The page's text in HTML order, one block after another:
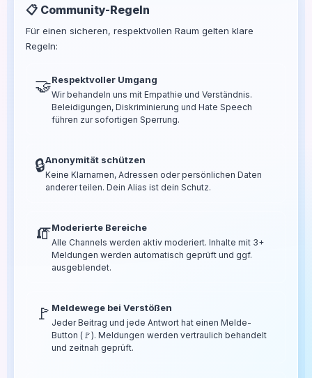
📋 Community-Regeln
Für einen sicheren, respektvollen Raum gelten klare
Regeln:
🤝Respektvoller Umgang
Wir behandeln uns mit Empathie und Verständnis.
Beleidigungen, Diskriminierung und Hate Speech
führen zur sofortigen Sperrung.
🔒Anonymität schützen
Keine Klarnamen, Adressen oder persönlichen Daten
anderer teilen. Dein Alias ist dein Schutz.
🧯Moderierte Bereiche
Alle Channels werden aktiv moderiert. Inhalte mit 3+
Meldungen werden automatisch geprüft und ggf.
ausgeblendet.
🚩 Meldewege bei Verstößen
Jeder Beitrag und jede Antwort hat einen Melde-
Button (🚩). Meldungen werden vertraulich behandelt
und zeitnah geprüft.